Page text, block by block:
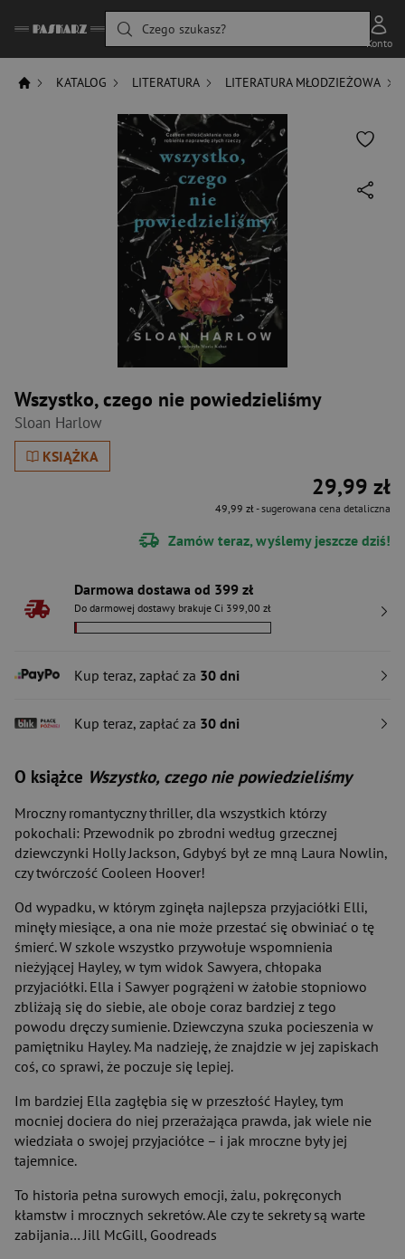
Czego szukasz?
Konto
KATALOG LITERATURA LITERATURA MŁODZIEŻOWA
Wszystko, czego nie powiedzieliśmy
Sloan Harlow
KSIĄŻKA
29,99 zł
49,99 zł- sugerowana cena detaliczna
Zamów teraz, wyślemy jeszcze dziś!
Darmowa dostawa od 399 zł
Do darmowej dostawy brakuje Ci 399,00 zł
Kup teraz, zapłać za 30 dni
Kup teraz, zapłać za 30 dni
O książce Wszystko, czego nie powiedzieliśmy
Mroczny romantyczny thriller, dla wszystkich którzy
pokochali: Przewodnik po zbrodni według grzecznej
dziewczynki Holly Jackson, Gdybyś był ze mną Laura Nowlin,
czy twórczość Cooleen Hoover!
Od wypadku, w którym zginęła najlepsza przyjaciółki Elli,
minęły miesiące, a ona nie może przestać się obwiniać o tę
śmierć. W szkole wszystko przywołuje wspomnienia
nieżyjącej Hayley, w tym widok Sawyera, chłopaka
przyjaciółki. Ella i Sawyer pogrążeni w żałobie stopniowo
zbliżają się do siebie, ale oboje coraz bardziej z tego
powodu dręczy sumienie. Dziewczyna szuka pocieszenia w
pamiętniku Hayley. Ma nadzieję, że znajdzie w jej zapiskach
coś, co sprawi, że poczuje się lepiej.
Im bardziej Ella zagłębia się w przeszłość Hayley, tym
mocniej dociera do niej przerażająca prawda, jak wiele nie
wiedziała o swojej przyjaciółce – i jak mroczne były jej
tajemnice.
To historia pełna surowych emocji, żalu, pokręconych
kłamstw i mrocznych sekretów. Ale czy te sekrety są warte
zabijania… Jill McGill, Goodreads